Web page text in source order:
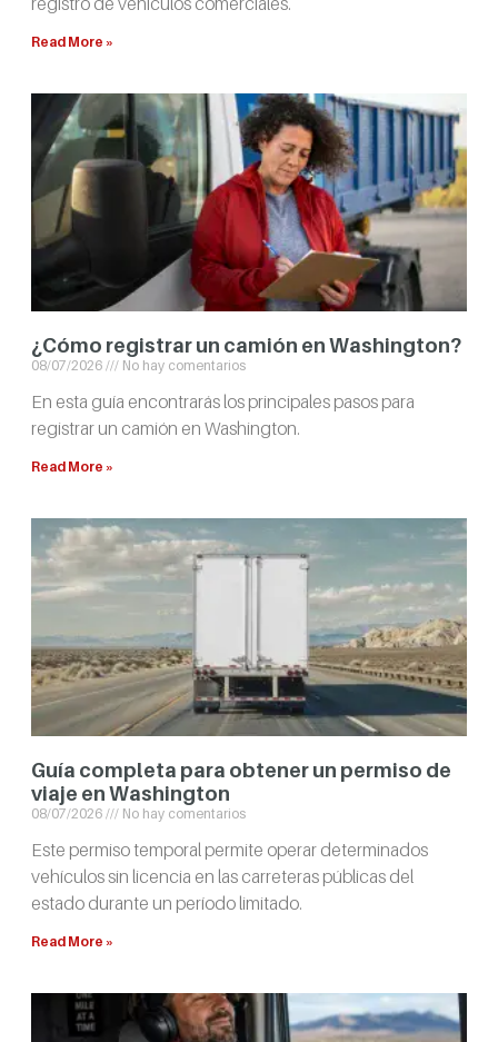
Read More »
¿Cómo registrar un camión en Washington?
08/07/2026 No hay comentarios
En esta guía encontrarás los principales pasos para
registrar un camión en Washington.
Read More »
Guía completa para obtener un permiso de
viaje en Washington
08/07/2026 No hay comentarios
Este permiso temporal permite operar determinados
vehículos sin licencia en las carreteras públicas del
estado durante un período limitado.
Read More »